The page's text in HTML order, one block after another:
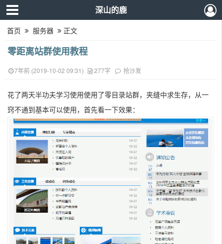
深山的鹿
首页 服务器 正文
零距离站群使用教程
7年前 (2019-10-02 09:31) 277字 抢沙发
花了两天半功夫学习使用使用了零目录站群，夹缝中求生存，从一
窍不通到基本可以使用，首先看一下效果：